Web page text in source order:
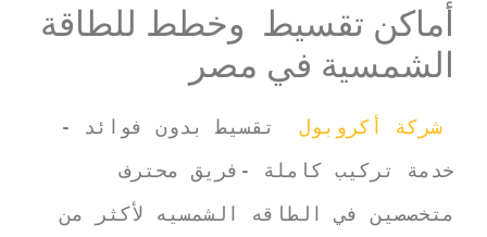
أماكن تقسيط وخطط للطاقة
الشمسية في مصر
خدمة تركيب كاملة -فريق محترف
متخصصين في الطاقه الشمسيه لأكثر من